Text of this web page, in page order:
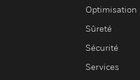
Optimisation
Sûreté
Sécurité
Services